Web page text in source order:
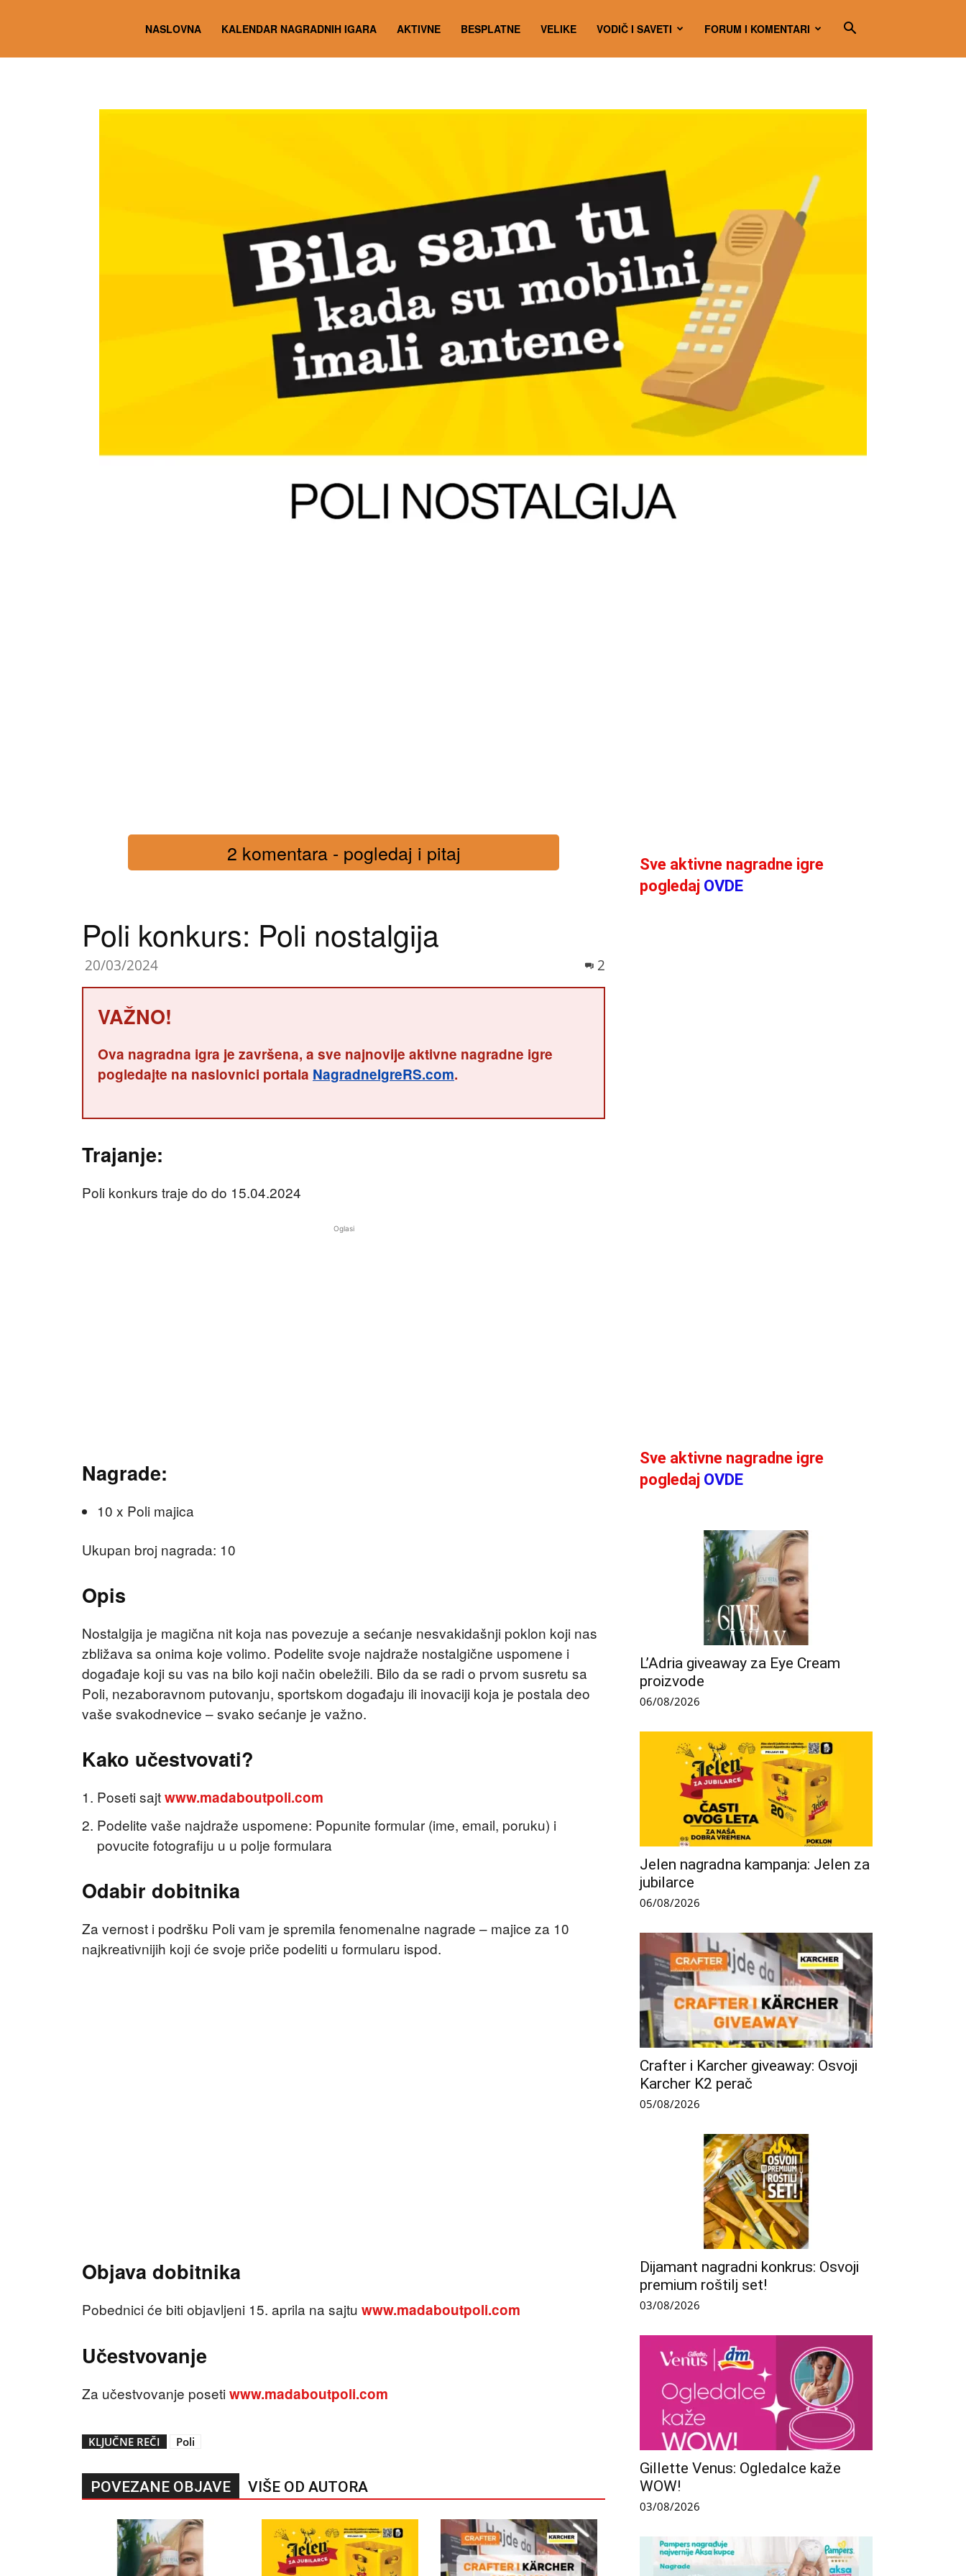
NASLOVNA KALENDAR NAGRADNIH IGARA AKTIVNE BESPLATNE VELIKE VODIČ I SAVETI FORUM I KOMENTARI
2 komentara - pogledaj i pitaj
Poli konkurs: Poli nostalgija
20/03/2024 2
VAŽNO!
Ova nagradna igra je završena, a sve najnovije aktivne nagradne igre
pogledajte na naslovnici portala NagradneIgreRS.com.
Trajanje:
Poli konkurs traje do do 15.04.2024
Oglasi
Nagrade:
10 x Poli majica
Ukupan broj nagrada: 10
Opis
Nostalgija je magična nit koja nas povezuje a sećanje nesvakidašnji poklon koji nas
zbližava sa onima koje volimo. Podelite svoje najdraže nostalgične uspomene i
događaje koji su vas na bilo koji način obeležili. Bilo da se radi o prvom susretu sa
Poli, nezaboravnom putovanju, sportskom događaju ili inovaciji koja je postala deo
vaše svakodnevice – svako sećanje je važno.
Kako učestvovati?
Poseti sajtwww.madaboutpoli.com
Podelite vaše najdraže uspomene: Popunite formular (ime, email, poruku) i
povucite fotografiju u u polje formulara
Odabir dobitnika
Za vernost i podršku Poli vam je spremila fenomenalne nagrade – majice za 10
najkreativnijih koji će svoje priče podeliti u formularu ispod.
Objava dobitnika
Pobednici će biti objavljeni 15. aprila na sajtu www.madaboutpoli.com
Učestvovanje
Za učestvovanje posetiwww.madaboutpoli.com
KLJUČNE REČI Poli
POVEZANE OBJAVE VIŠE OD AUTORA
Sve aktivne nagradne igre
pogledaj OVDE
Sve aktivne nagradne igre
pogledaj OVDE
L’Adria giveaway za Eye Cream
proizvode
06/08/2026
Jelen nagradna kampanja: Jelen za
jubilarce
06/08/2026
Crafter i Karcher giveaway: Osvoji
Karcher K2 perač
05/08/2026
Dijamant nagradni konkrus: Osvoji
premium roštilj set!
03/08/2026
Gillette Venus: Ogledalce kaže
WOW!
03/08/2026